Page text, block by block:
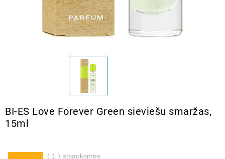
BI-ES Love Forever Green sieviešu smaržas,
15ml
( 1 ) atsauksmes